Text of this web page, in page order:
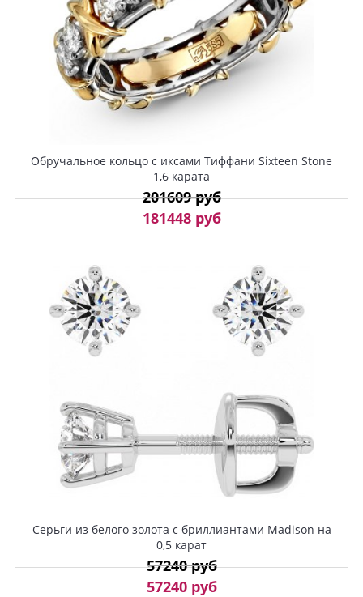
Обручальное кольцо с иксами Тиффани Sixteen Stone
1,6 карата
201609 руб
181448 руб
Серьги из белого золота с бриллиантами Madison на
0,5 карат
57240 руб
57240 руб